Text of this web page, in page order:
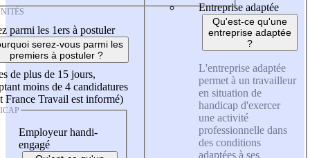
parmi les 1ers à postuler
serez-vous parmi les
premiers à postuler ?
de plus de 15 jours,
moins de 4 candidatures
France Travail est informé)
Employeur handi-
engagé
Entreprise adaptée
Qu'est-ce qu'une
entreprise adaptée
?
L'entreprise adaptée
permet à un travailleur
en situation de
handicap d'exercer
une activité
professionnelle dans
des conditions
adaptées à ses